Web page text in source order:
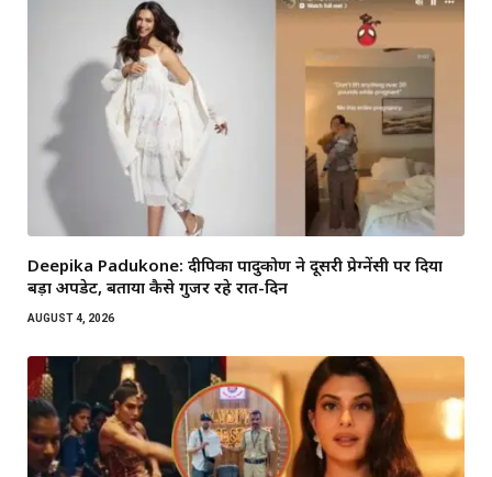
Deepika Padukone: दीपिका पादुकोण ने दूसरी प्रेग्नेंसी पर दिया
बड़ा अपडेट, बताया कैसे गुजर रहे रात-दिन
AUGUST 4, 2026